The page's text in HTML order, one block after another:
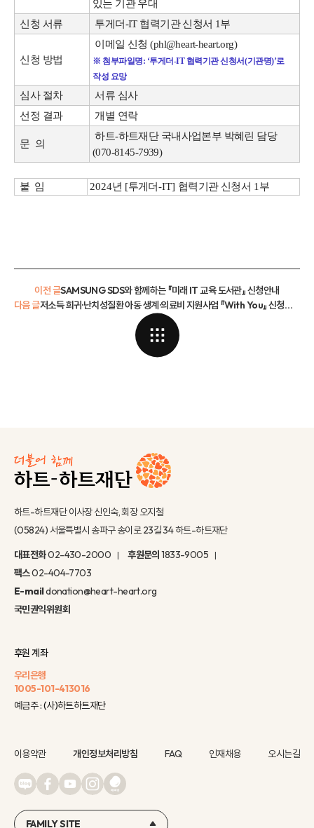
있는 기관 우대
신청 서류
투게더-IT 협력기관 신청서 1부
신청 방법
이메일 신청 (phl@heart-heart.org)
※ 첨부파일명: ‘투게더-IT 협력기관 신청서(기관명)’로
작성 요망
심사 절차
서류 심사
선정 결과
개별 연락
문 의
하트-하트재단 국내사업본부 박혜린 담당
(070-8145-7939)
붙 임 2024년 [투게더-IT] 협력기관 신청서 1 부
이전 글SAMSUNG SDS와 함께하는 『미래 IT 교육 도서관』 신청안내
저소득 희귀·난치성질환 아동 생계·의료비 지원사업 『With You』 신청안내
다음 글
하트-하트재단 이사장 신인숙, 회장 오지철
(05824) 서울특별시 송파구 송이로 23길 34 하트-하트재단
대표전화02-430-2000 후원문의1833-9005
팩스02-404-7703
E-maildonation@heart-heart.org
국민권익위원회
후원 계좌
우리은행
1005-101-413016
예금주 : (사)하트하트재단
이용약관 개인정보처리방침 FAQ 인재채용 오시는길
FAMILY SITE